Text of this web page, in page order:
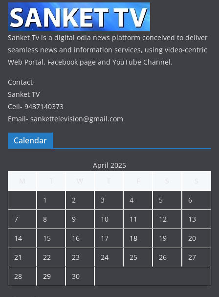
Sanket Tv is a digital odia news platform conceived to deliver
seamless news and information services, using video-centric
Web Portal, Facebook page and YouTube Channel.
Contact-
Sanket TV
Cell- 9437140373
Email- sankettelevision@gmail.com
Calendar
April 2025
1 2 3 4 5 6
7 8 9 10 11 12 13
14 15 16 17 18 19 20
21 22 23 24 25 26 27
28 29 30